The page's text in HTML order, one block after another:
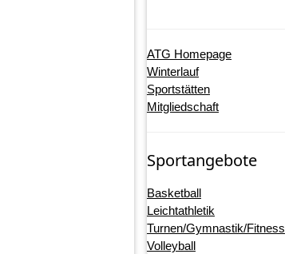
ATG Homepage
Winterlauf
Sportstätten
Mitgliedschaft
Sportangebote
Basketball
Leichtathletik
Turnen/Gymnastik/Fitness
Volleyball